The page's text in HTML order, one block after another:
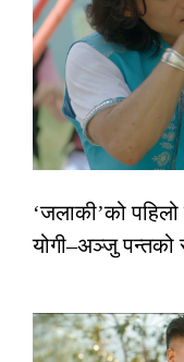
‘जलाकी’को
योगी–अञ्जु पन्तको